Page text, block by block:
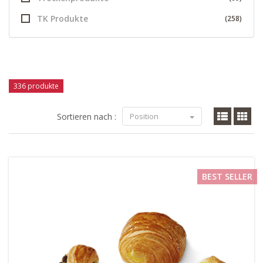
TK Produkte (258)
336 produkte
Sortieren nach : Position
BEST SELLER